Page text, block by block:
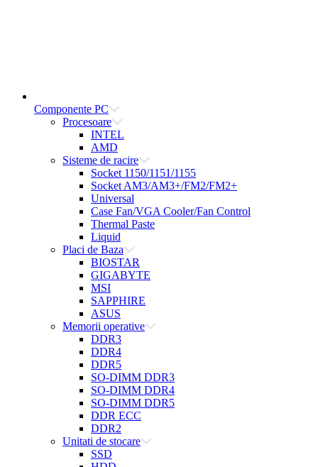
Componente PC
Procesoare
INTEL
AMD
Sisteme de racire
Socket 1150/1151/1155
Socket AM3/AM3+/FM2/FM2+
Universal
Case Fan/VGA Cooler/Fan Control
Thermal Paste
Liquid
Placi de Baza
BIOSTAR
GIGABYTE
MSI
SAPPHIRE
ASUS
Memorii operative
DDR3
DDR4
DDR5
SO-DIMM DDR3
SO-DIMM DDR4
SO-DIMM DDR5
DDR ECC
DDR2
Unitati de stocare
SSD